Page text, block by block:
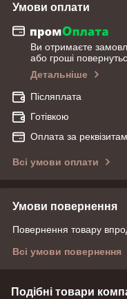
Умови оплати
Ви отримаєте
або гроші
Детальніше
Післяплата
Готівкою
Оплата за
Всі умови оплати
Умови повернення
Повернення товару
Всі умови повернення
Подібні товари